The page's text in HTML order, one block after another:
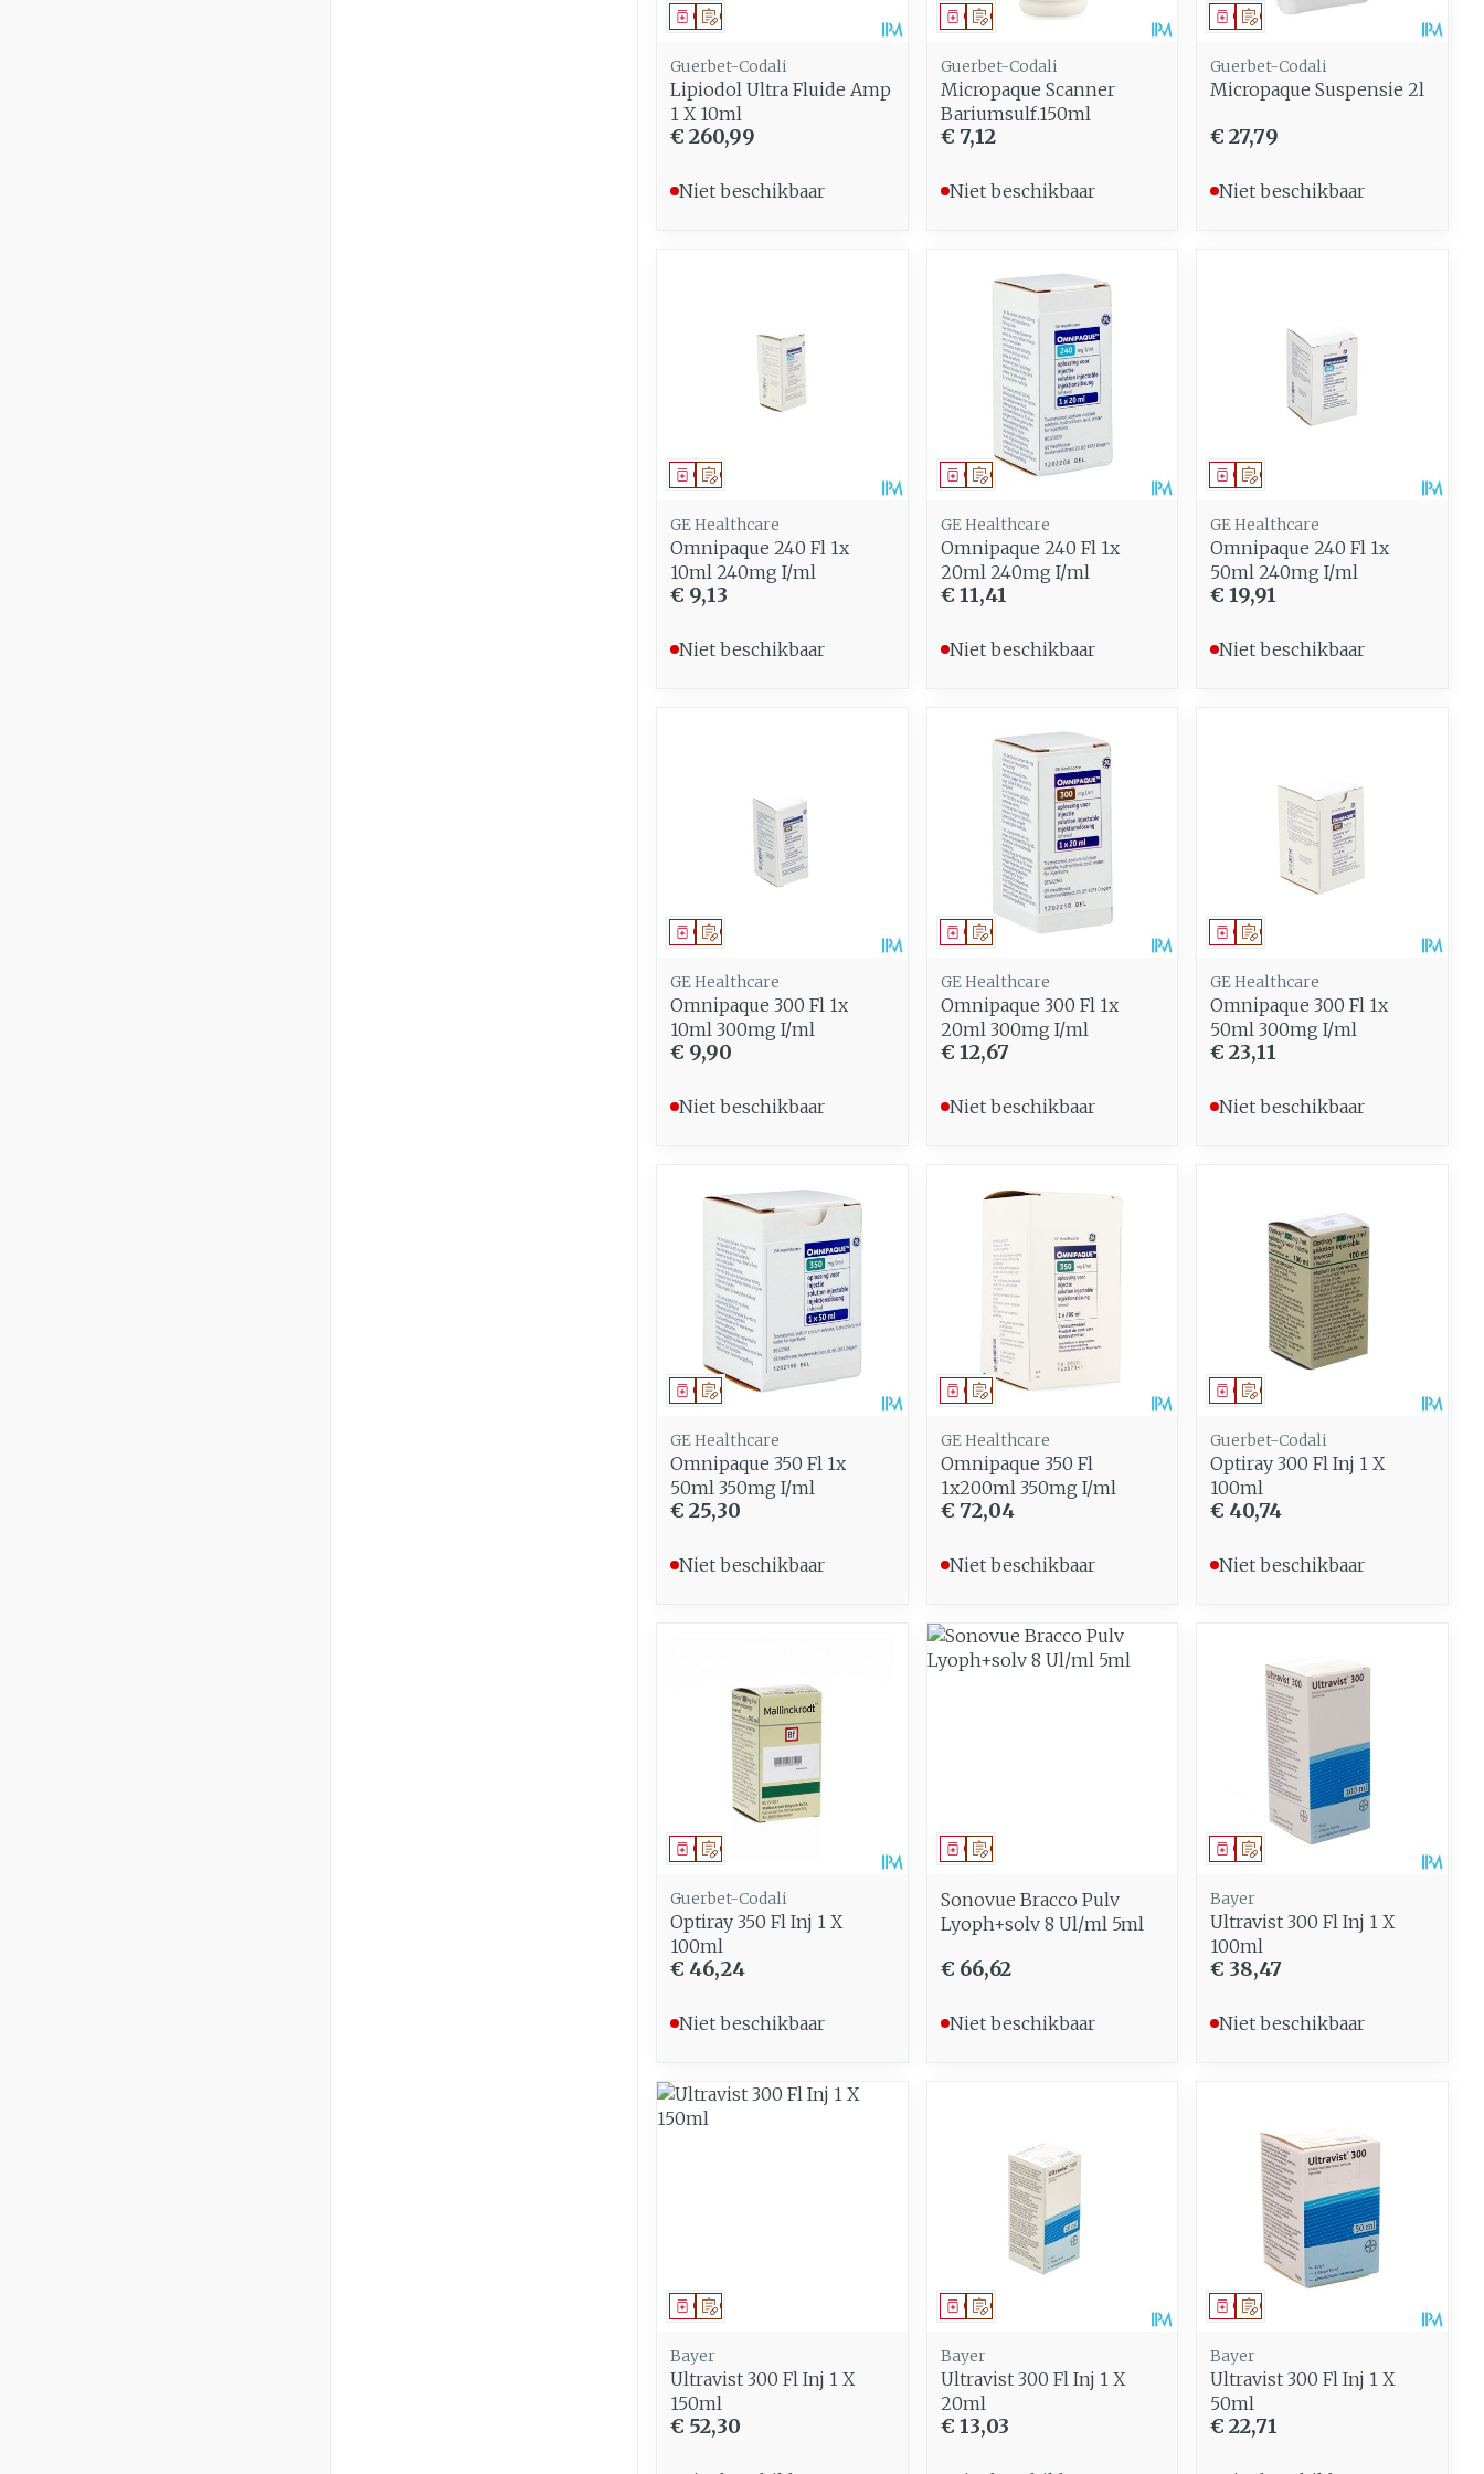
Op voorschrift
Geneesmiddel
Guerbet-Codali
Lipiodol Ultra Fluide Amp
1 X 10ml
€ 260,99
Niet beschikbaar
Op voorschrift
Geneesmiddel
Guerbet-Codali
Micropaque Scanner
Bariumsulf.150ml
€ 7,12
Niet beschikbaar
Op voorschrift
Geneesmiddel
Guerbet-Codali
Micropaque Suspensie 2l
€ 27,79
Niet beschikbaar
Op voorschrift
Geneesmiddel
GE Healthcare
Omnipaque 240 Fl 1x
10ml 240mg I/ml
€ 9,13
Niet beschikbaar
Op voorschrift
Geneesmiddel
GE Healthcare
Omnipaque 240 Fl 1x
20ml 240mg I/ml
€ 11,41
Niet beschikbaar
Op voorschrift
Geneesmiddel
GE Healthcare
Omnipaque 240 Fl 1x
50ml 240mg I/ml
€ 19,91
Niet beschikbaar
Op voorschrift
Geneesmiddel
GE Healthcare
Omnipaque 300 Fl 1x
10ml 300mg I/ml
€ 9,90
Niet beschikbaar
Op voorschrift
Geneesmiddel
GE Healthcare
Omnipaque 300 Fl 1x
20ml 300mg I/ml
€ 12,67
Niet beschikbaar
Op voorschrift
Geneesmiddel
GE Healthcare
Omnipaque 300 Fl 1x
50ml 300mg I/ml
€ 23,11
Niet beschikbaar
Op voorschrift
Geneesmiddel
GE Healthcare
Omnipaque 350 Fl 1x
50ml 350mg I/ml
€ 25,30
Niet beschikbaar
Op voorschrift
Geneesmiddel
GE Healthcare
Omnipaque 350 Fl
1x200ml 350mg I/ml
€ 72,04
Niet beschikbaar
Op voorschrift
Geneesmiddel
Guerbet-Codali
Optiray 300 Fl Inj 1 X
100ml
€ 40,74
Niet beschikbaar
Op voorschrift
Geneesmiddel
Guerbet-Codali
Optiray 350 Fl Inj 1 X
100ml
€ 46,24
Niet beschikbaar
Op voorschrift
Geneesmiddel
Sonovue Bracco Pulv
Lyoph+solv 8 Ul/ml 5ml
€ 66,62
Niet beschikbaar
Op voorschrift
Geneesmiddel
Bayer
Ultravist 300 Fl Inj 1 X
100ml
€ 38,47
Niet beschikbaar
Op voorschrift
Geneesmiddel
Bayer
Ultravist 300 Fl Inj 1 X
150ml
€ 52,30
Op voorschrift
Geneesmiddel
Bayer
Ultravist 300 Fl Inj 1 X
20ml
€ 13,03
Op voorschrift
Geneesmiddel
Bayer
Ultravist 300 Fl Inj 1 X
50ml
€ 22,71